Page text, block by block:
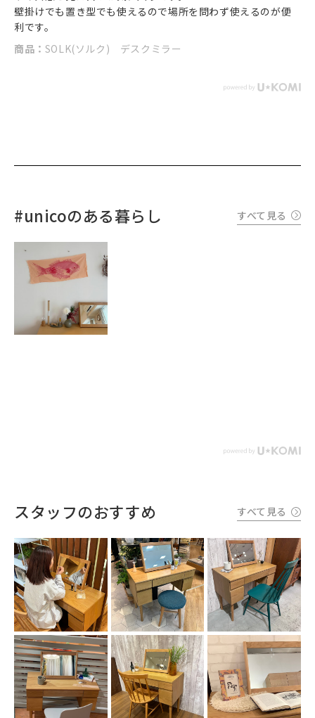
壁掛けでも置き型でも使えるので場所を問わず使えるのが便
利です。
商品： SOLK(ソルク) デスクミラー
#unicoのある暮らし すべて見る
スタッフのおすすめ すべて見る